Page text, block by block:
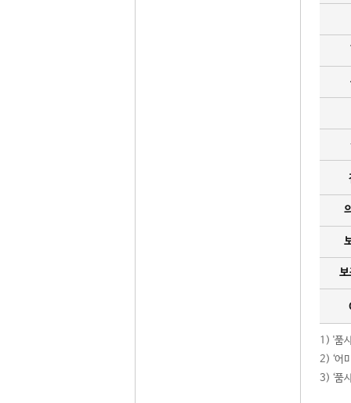
보
1) '품
2) ‘어
3) ‘품